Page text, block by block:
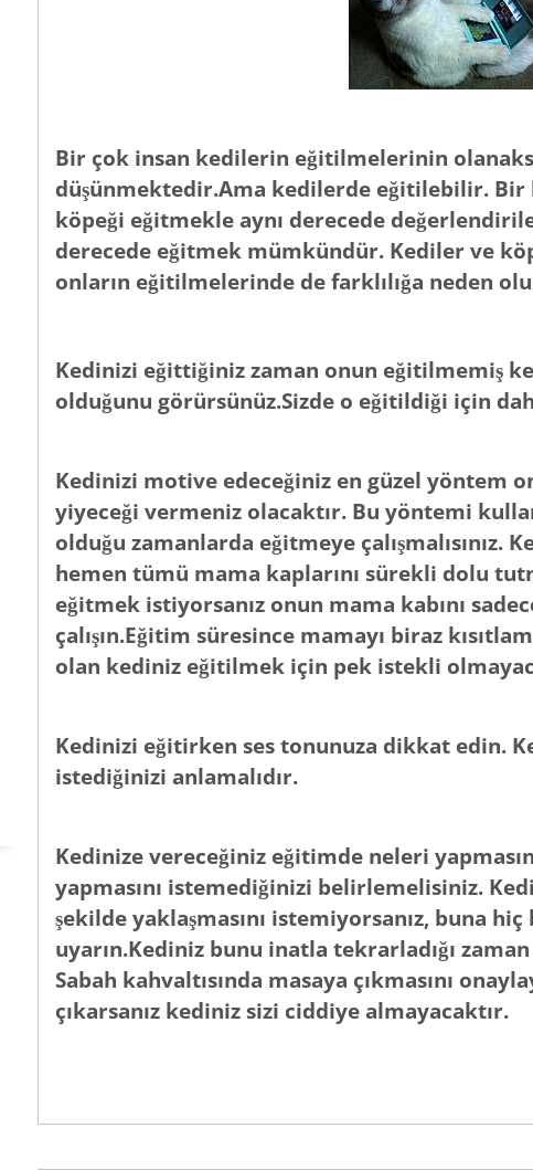
Bir çok insan kedilerin eğitilmelerinin
düşünmektedir.Ama kedilerde eğitilebilir.
köpeği eğitmekle aynı derecede
derecede eğitmek mümkündür. Kediler ve
onların eğitilmelerinde de farklılığa neden
Kedinizi eğittiğiniz zaman onun eğitilmemiş
olduğunu görürsünüz.Sizde o eğitildiği için
Kedinizi motive edeceğiniz en güzel yöntem
yiyeceği vermeniz olacaktır. Bu yöntemi
olduğu zamanlarda eğitmeye çalışmalısınız.
hemen tümü mama kaplarını sürekli dolu
eğitmek istiyorsanız onun mama kabını
çalışın.Eğitim süresince mamayı biraz
olan kediniz eğitilmek için pek istekli
Kedinizi eğitirken ses tonunuza dikkat edin.
istediğinizi anlamalıdır.
Kedinize vereceğiniz eğitimde neleri
yapmasını istemediğinizi belirlemelisiniz.
şekilde yaklaşmasını istemiyorsanız, buna
uyarın.Kediniz bunu inatla tekrarladığı
Sabah kahvaltısında masaya çıkmasını
çıkarsanız kediniz sizi ciddiye almayacaktır.